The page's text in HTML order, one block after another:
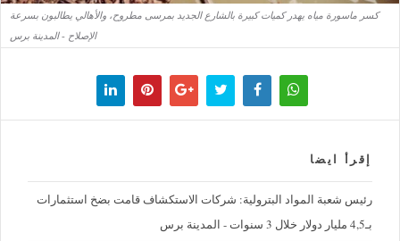
كسر ماسورة مياه يهدر كميات كبيرة بالشارع الجديد بمرسى مطروح، والأهالي يطالبون بسرعة
الإصلاح - المدينة برس
إقرأ ايضا
رئيس شعبة المواد البترولية: شركات الاستكشاف قامت بضخ استثمارات
بـ4,5 مليار دولار خلال 3 سنوات - المدينة برس